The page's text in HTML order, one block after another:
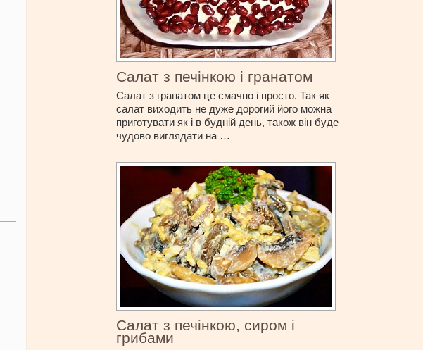
Салат з печінкою і гранатом
Салат з гранатом це смачно і просто. Так як
салат виходить не дуже дорогий його можна
приготувати як і в будній день, також він буде
чудово виглядати на …
Салат з печінкою, сиром і
грибами